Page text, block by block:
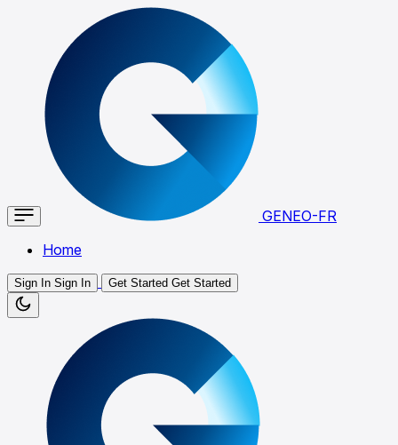
GENEO-FR
Home
Sign In Sign In Get Started Get Started